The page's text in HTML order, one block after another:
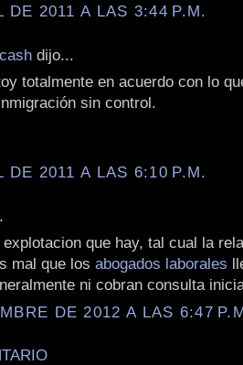
DE 2011 A LAS 3:44 P.M.
dijo...
totalmente en acuerdo con lo
sin control.
DE 2011 A LAS 6:10 P.M.
que hay, tal cual la
mal que los abogados laborales
ni cobran consulta
DE 2012 A LAS 6:47